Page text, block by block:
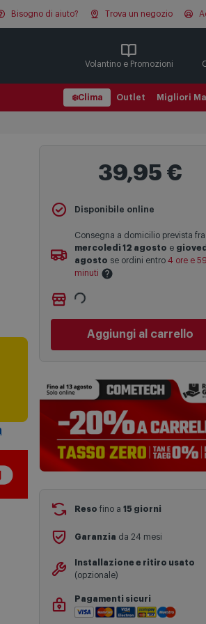
Bisogno di aiuto? Trova un negozio
Volantino e Promozioni
❄️Clima Outlet Migliori
39,95 €
Disponibile online
Consegna a domicilio prevista fra
mercoledì 12 agosto e
agosto se ordini entro 4 ore e 59
minuti
Le date previste per la consegna sono
una stima approssimativa basata
statistiche di consegna in possesso di
esempio consegne verso zone
logisticamente complesse come
regioni montane, consegna nei
festivi e ricorrenze principali o in
circostanze eccezionali).
Si ricorda inoltre che i prodotti
acquistati in modalità di prenotazione
Ritiro gratuito presso
Garanzia da 24 mesi
(opzionale)
Pagamenti sicuri